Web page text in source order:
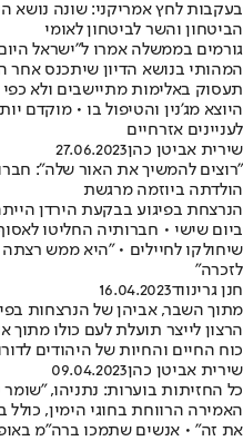
בעקבות לחץ אמריקני: שונה
הביטחון והשר לביטחון לאומי
גורמים בממשלה אמרו ל"ישראל
המהותי בנושא הדיון שיתכנס
תעסוק באלימות מתיישבים ולא
היוצא מג'נין והטיפול בו • מוקדם
לעניינים אזרחיים
שירית אביטן כהן27.06.2023
"רוצים להמשיך את האור שלה":
הולדתה ביוזמה מרגשת
ביום שישי • חברותיה החליטו
שיחולקו לחיילים • "היא ממש
לזכרה"
חנן גרינווד16.04.2023
מתוך השבר, אביהן של הנרצחות
הרצון לייצר תועלת לעם כולו מתוך
כוח החיים והחיות של היהודים
שירית אביטן כהן09.04.2023
כל החזיתות בוערות: נתניהו,
האמירה הרווחת בחוגי הימין, כולל
את זה" • אנשים שתמכו ברה"מ